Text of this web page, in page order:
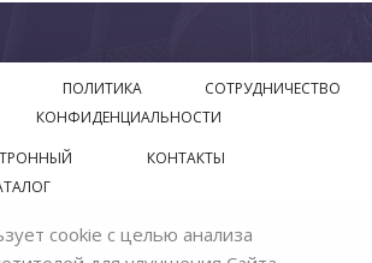
ПОЛИТИКА
КОНФИДЕНЦИАЛЬНОСТИ
СОТРУДНИЧЕСТВО
КОНТАКТЫ
сайт завода производителя
cookie с целью анализа